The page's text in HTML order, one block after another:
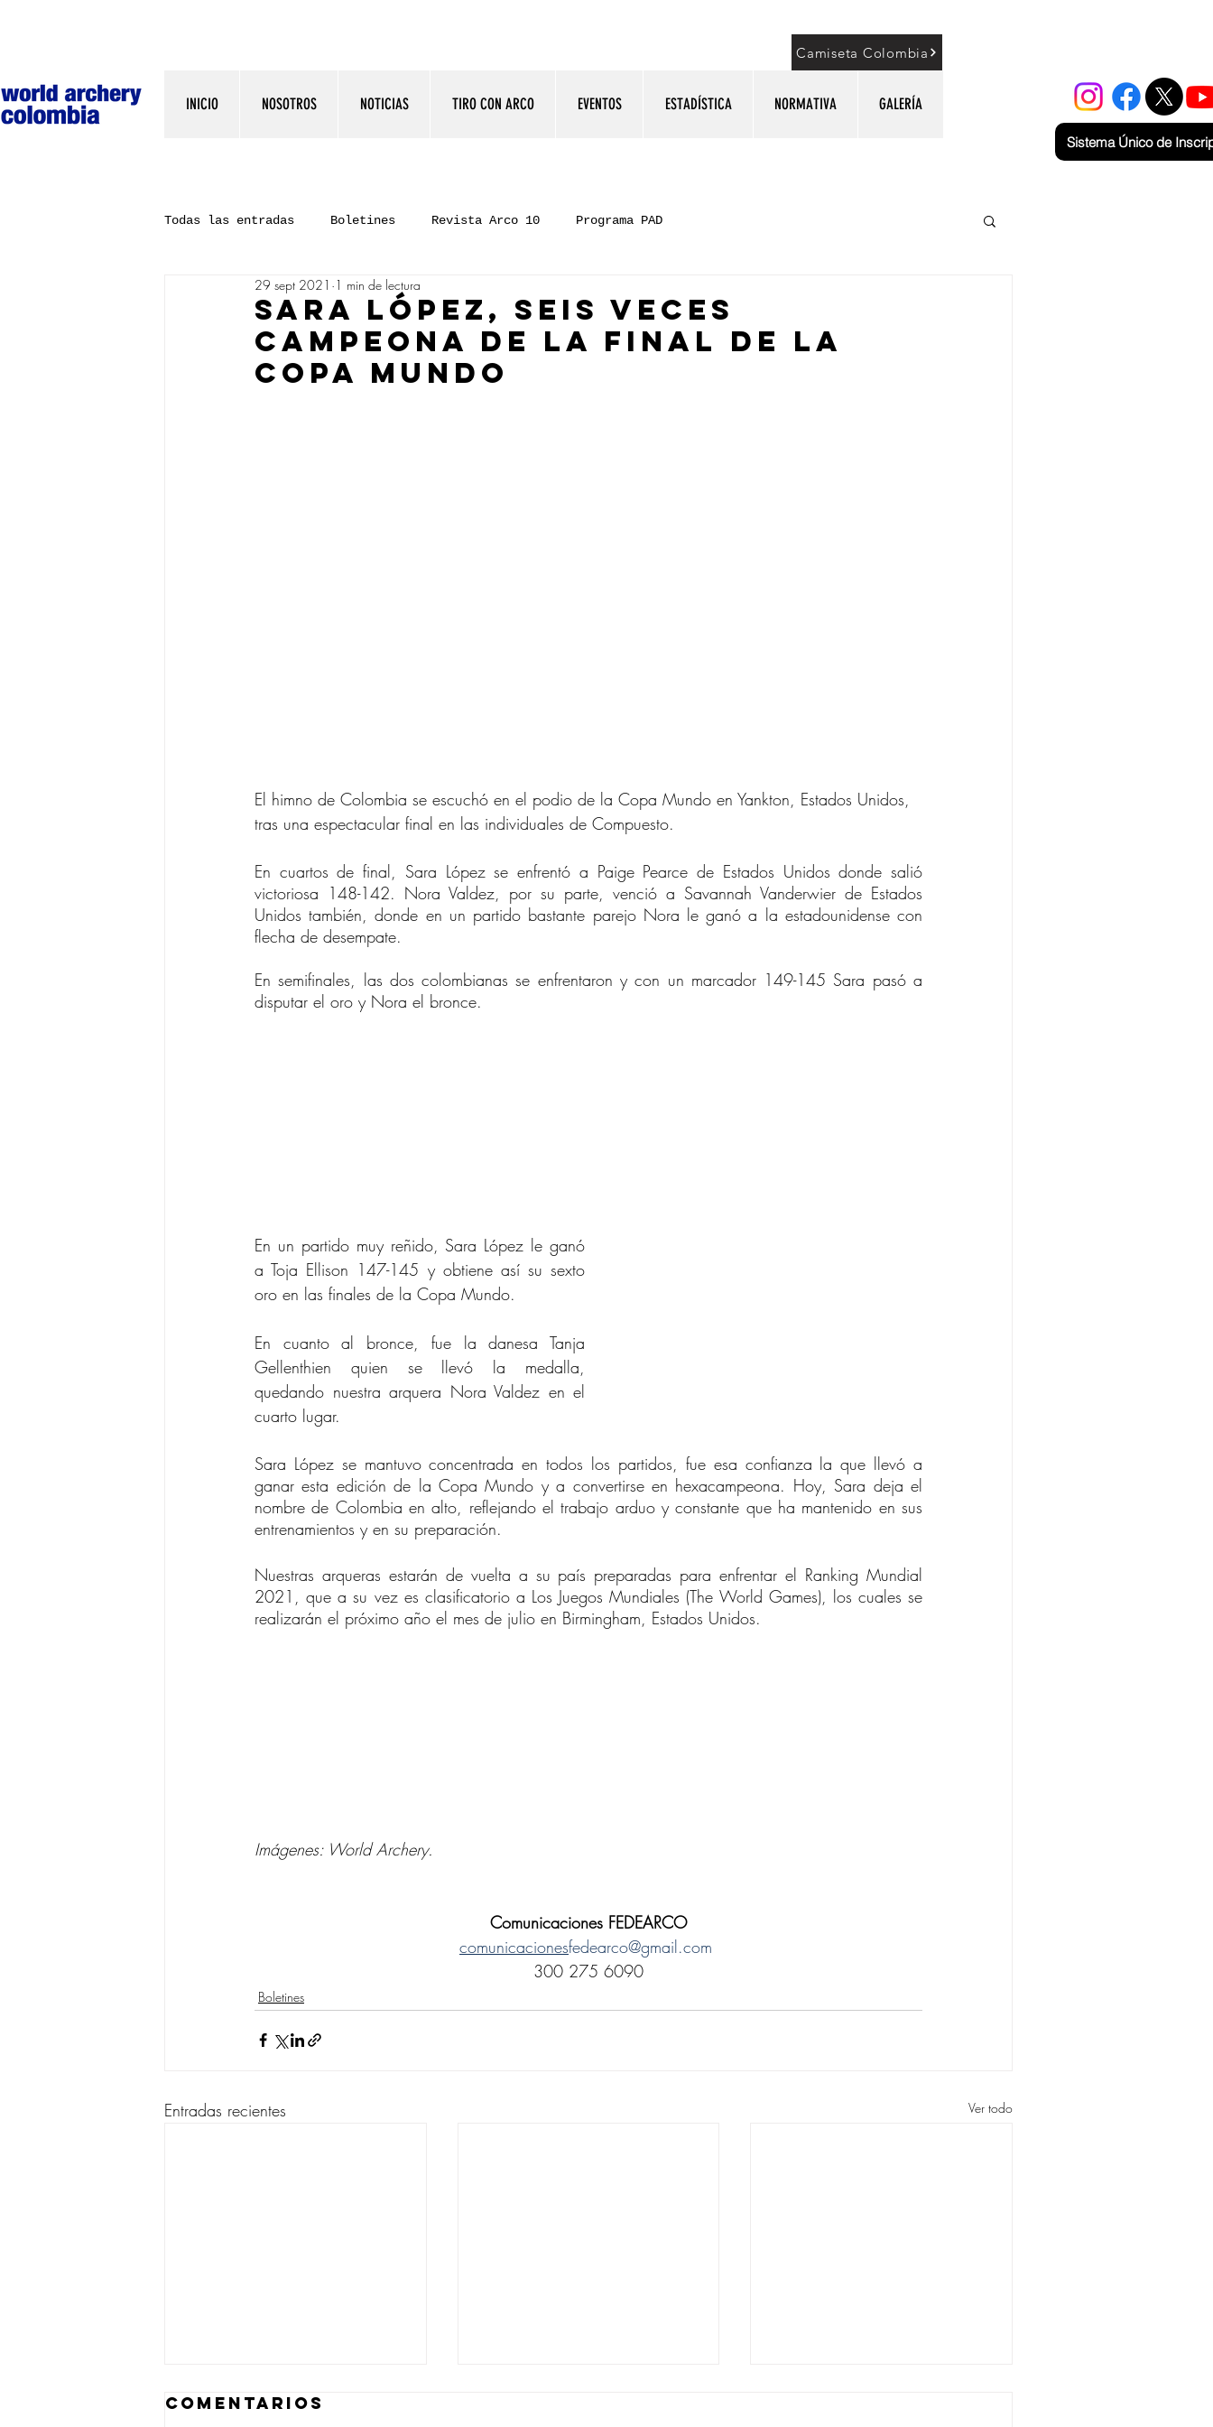
Camiseta Colombia
INICIO NOSOTROS NOTICIAS TIRO CON ARCO EVENTOS ESTADÍSTICA NORMATIVA GALERÍA
Sistema Único de
Todas las entradas Boletines Revista Arco 10 Programa PAD
SARA LÓPEZ, SEIS VECES
CAMPEONA DE LA FINAL DE LA
COPA MUNDO
29 sept 2021 1 min de lectura
El himno de Colombia se escuchó en el podio de la Copa Mundo en Yankton, Estados Unidos,
tras una espectacular final en las individuales de Compuesto.
En cuartos de final, Sara López se enfrentó a Paige Pearce de Estados Unidos donde salió
victoriosa 148-142. Nora Valdez, por su parte, venció a Savannah Vanderwier de Estados
Unidos también, donde en un partido bastante parejo Nora le ganó a la estadounidense con
flecha de desempate.
En semifinales, las dos colombianas se enfrentaron y con un marcador 149-145 Sara pasó a
disputar el oro y Nora el bronce.
En un partido muy reñido, Sara López le ganó
a Toja Ellison 147-145 y obtiene así su sexto
oro en las finales de la Copa Mundo.
En cuanto al bronce, fue la danesa Tanja
Gellenthien quien se llevó la medalla,
quedando nuestra arquera Nora Valdez en el
cuarto lugar.
Sara López se mantuvo concentrada en todos los partidos, fue esa confianza la que llevó a
ganar esta edición de la Copa Mundo y a convertirse en hexacampeona. Hoy, Sara deja el
nombre de Colombia en alto, reflejando el trabajo arduo y constante que ha mantenido en sus
entrenamientos y en su preparación.
Nuestras arqueras estarán de vuelta a su país preparadas para enfrentar el Ranking Mundial
2021, que a su vez es clasificatorio a Los Juegos Mundiales (The World Games), los cuales se
realizarán el próximo año el mes de julio en Birmingham, Estados Unidos.
Imágenes: World Archery.
Comunicaciones FEDEARCO
comunicacionesfedearco@gmail.com
300 275 6090
Boletines
Entradas recientes Ver todo
Comentarios